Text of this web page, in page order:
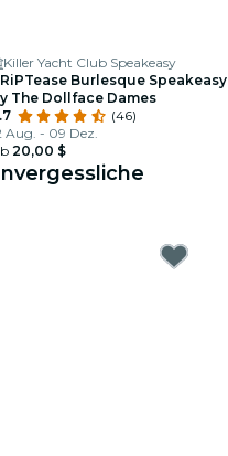
Killer Yacht Club Speakeasy
Burlesque Speakeasy
The Dollface Dames
(46)
Aug. - 09 Dez.
20,00 $